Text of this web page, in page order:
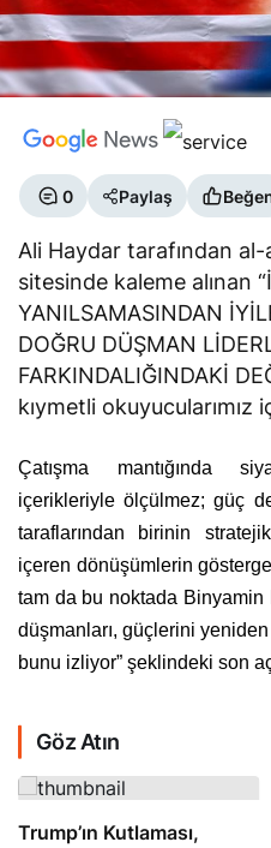
0 Paylaş
Ali Haydar tarafından
sitesinde kaleme alınan
YANILSAMASINDAN
DOĞRU DÜŞMAN
FARKINDALIĞINDAKİ
kıymetli okuyucularımız
Çatışma mantığında
içerikleriyle ölçülmez; güç
taraflarından birinin
içeren dönüşümlerin
tam da bu noktada Binyamin
düşmanları, güçlerini
bunu izliyor” şeklindeki son
Göz Atın
Trump’ın Kutlaması,